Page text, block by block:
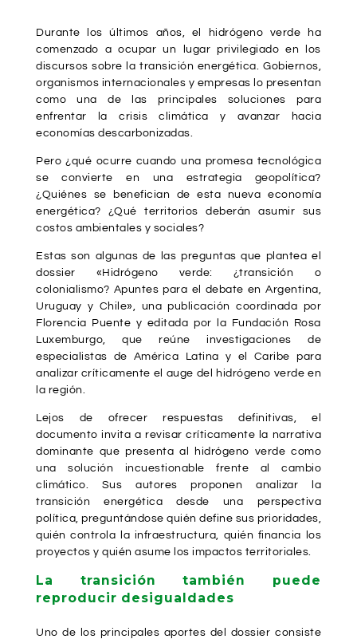
Durante los últimos años, el hidrógeno verde ha
comenzado a ocupar un lugar privilegiado en los
discursos sobre la transición energética. Gobiernos,
organismos internacionales y empresas lo presentan
como una de las principales soluciones para
enfrentar la crisis climática y avanzar hacia
economías descarbonizadas.
Pero ¿qué ocurre cuando una promesa tecnológica
se convierte en una estrategia geopolítica?
¿Quiénes se benefician de esta nueva economía
energética? ¿Qué territorios deberán asumir sus
costos ambientales y sociales?
Estas son algunas de las preguntas que plantea el
dossier «Hidrógeno verde: ¿transición o
colonialismo? Apuntes para el debate en Argentina,
Uruguay y Chile», una publicación coordinada por
Florencia Puente y editada por la Fundación Rosa
Luxemburgo, que reúne investigaciones de
especialistas de América Latina y el Caribe para
analizar críticamente el auge del hidrógeno verde en
la región.
Lejos de ofrecer respuestas definitivas, el
documento invita a revisar críticamente la narrativa
dominante que presenta al hidrógeno verde como
una solución incuestionable frente al cambio
climático. Sus autores proponen analizar la
transición energética desde una perspectiva
política, preguntándose quién define sus prioridades,
quién controla la infraestructura, quién financia los
proyectos y quién asume los impactos territoriales.
La transición también puede
reproducir desigualdades
Uno de los principales aportes del dossier consiste